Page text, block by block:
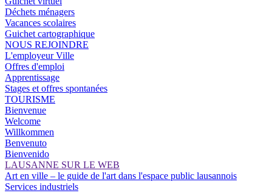
Déchets ménagers
Vacances scolaires
Guichet cartographique
NOUS REJOINDRE
L'employeur Ville
Offres d'emploi
Apprentissage
Stages et offres spontanées
TOURISME
Bienvenue
Welcome
Willkommen
Benvenuto
Bienvenido
LAUSANNE SUR LE WEB
Art en ville – le guide de l'art dans l'espace public lausannois
Services industriels